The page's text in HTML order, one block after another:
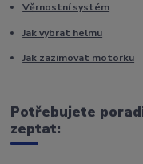
Věrnostní systém
Jak vybrat helmu
Jak zazimovat motorku
Potřebujete
zeptat: